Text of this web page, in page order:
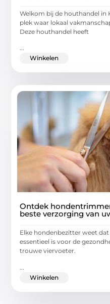
Welkom bij de houthandel in
plek waar lokaal
Deze houthandel heeft
...
Winkelen
Ontdek
beste verzorging van
Elke hondenbezitter weet
essentieel is voor de
trouwe viervoeter.
Winkelen